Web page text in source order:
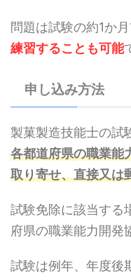
問題は試験の約1か
練習することも可能
申し込み方法
製菓製造技能士の試
各都道府県の職業能
取り寄せ、直接又は
試験免除に該当する
府県の職業能力開発
試験は例年、年度後